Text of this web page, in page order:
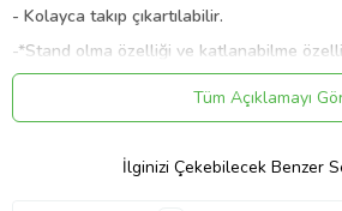
- Kolayca takıp çıkartılabilir.
-*Stand olma özelliği ve katlanabilme
kullanım sağlar.
- İçeriğinde sağlığa zararlı bir materyal
gelebilecek darbelerden korur.
Tüm Açıklamayı
İlginizi Çekebilecek Benzer